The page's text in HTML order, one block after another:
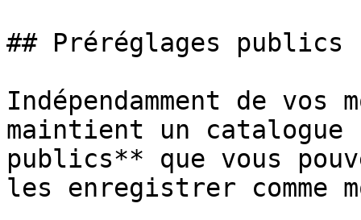
## Préréglages publics
Indépendamment de
maintient un catalogue
publics** que vous
les enregistrer comme